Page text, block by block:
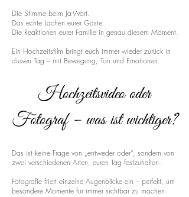
Die Stimme beim Ja-Wort.
Das echte Lachen eurer Gäste.
Die Reaktionen eurer Familie in genau diesem Moment.
Ein Hochzeitsfilm bringt euch immer wieder zurück in
diesen Tag – mit Bewegung, Ton und Emotionen.
Hochzeitsvideo oder
Fotograf – was ist wichtiger?
Das ist keine Frage von „entweder oder“, sondern von
zwei verschiedenen Arten, euren Tag festzuhalten.
Fotografie friert einzelne Augenblicke ein – perfekt, um
besondere Momente für immer sichtbar zu machen.